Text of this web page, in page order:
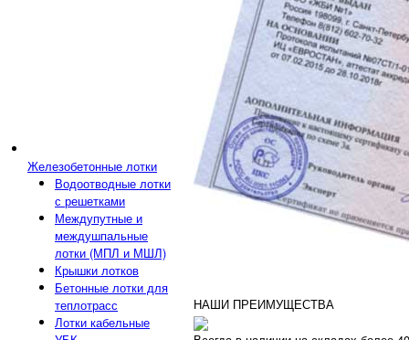
Железобетонные лотки
Водоотводные лотки
с решетками
Междупутные и
междушпальные
лотки (МПЛ и МШЛ)
Крышки лотков
Бетонные лотки для
теплотрасс
Лотки кабельные
НАШИ ПРЕИМУЩЕСТВА